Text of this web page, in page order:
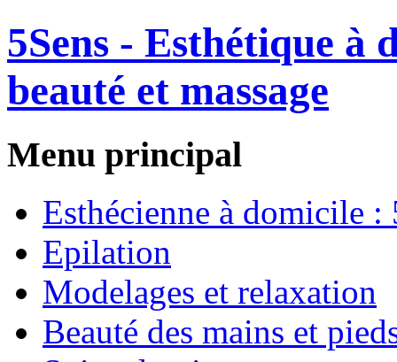
5Sens - Esthétique à
beauté et massage
Menu principal
Esthécienne à domicile :
Epilation
Modelages et relaxation
Beauté des mains et